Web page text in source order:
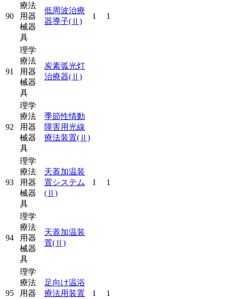
90
療法
用器
械器
具
低周波治療
器導子(Ⅱ)
1 1
91
理学
療法
用器
械器
具
炭素弧光灯
治療器(Ⅱ)
92
理学
療法
用器
械器
具
季節性情動
障害用光線
療法装置(Ⅱ)
93
理学
療法
用器
械器
具
天蓋加温装
置システム
(Ⅱ)
1 1
94
理学
療法
用器
械器
具
天蓋加温装
置(Ⅱ)
95
理学
療法
用器
足向け温浴
療法用装置
1 1